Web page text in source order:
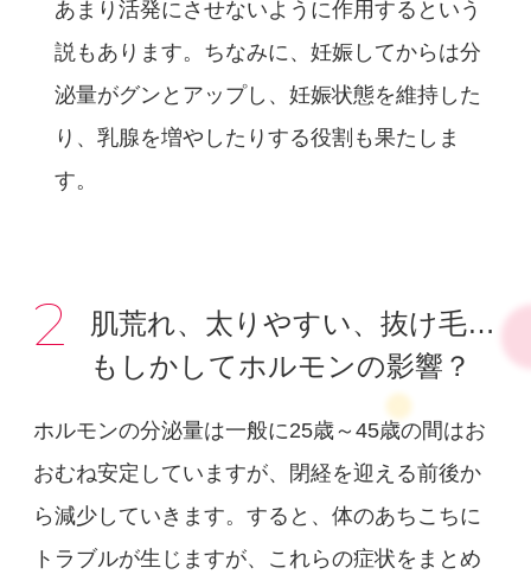
あまり活発にさせないように作用するという
説もあります。ちなみに、妊娠してからは分
泌量がグンとアップし、妊娠状態を維持した
り、乳腺を増やしたりする役割も果たしま
す。
2
肌荒れ、太りやすい、抜け毛…
もしかしてホルモンの影響？
ホルモンの分泌量は一般に25歳～45歳の間はお
おむね安定していますが、閉経を迎える前後か
ら減少していきます。すると、体のあちこちに
トラブルが生じますが、これらの症状をまとめ